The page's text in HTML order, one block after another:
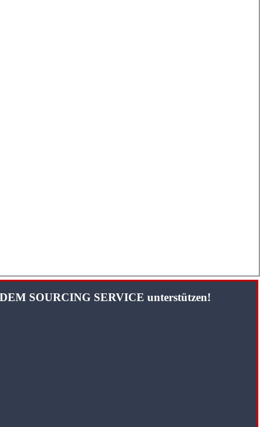
SOURCING SERVICE unterstützen!